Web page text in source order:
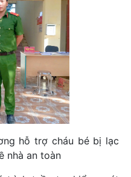
hỗ trợ cháu bé bị lạc
nhà an toàn